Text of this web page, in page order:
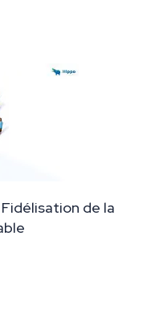
de la